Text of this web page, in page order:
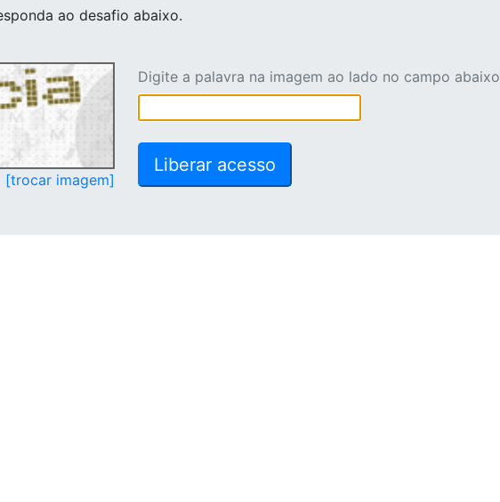
ao desafio abaixo.
[trocar imagem]
Digite a palavra na imagem ao lado no campo abaixo